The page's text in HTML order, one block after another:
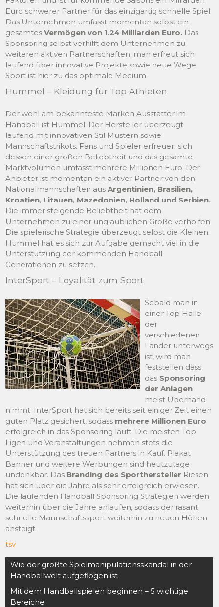
Euro schwerer Partner für das einzigartig schnelle Spiel.
Das Unternehmen umfasst momentan selbst ein
gesamtesVermögen von 1.24 Milliarden Euro. Das
Sponsoring selbst verhilft dem Unternehmen zu
weiteren aktiven Partnerschaften, man erfreut sich
laufend über innovative Projekte sowie neue Wege.
Sport ist hier zu das optimale Medium.
Hummel – Kleidung für Top Athleten
Der wohl am bekannteste Marken Ausstatter im
Handball ist Hummel. Der Hersteller überzeugt
laufend mit innovativen Stil Mustern sowie
Mannschaftstrikots. Fans und Spieler erfreuen sich
dessen einer großen Beliebtheit und das gesamte
Marktvolumen umfasst mehrere Millionen Euro. Der
Anbieter ist momentan ein aktiver Partner von den
Nationalmannschaften aus Argentinien, Brasilien,
Kroatien, Litauen, Mazedonien, Holland und Serbien.
Die immer steigende Beliebtheit hat dem
Unternehmen zu einer unglaublichen Größe verholfen.
Die spielerische Strategie überzeugt selbst die Kleinen.
Hummel hat es sich zur Aufgabe gemacht viel in die
Unterstützung der kommenden Handball
Generationen zu setzen.
InterSport – Loyalität zum Sport
Sobald man in
einer Top Halle
der
verschiedenen
Länder unterwegs
ist, wird man
feststellen dass
das Sponsoring
der Anlagen
meist Überhand
nimmt. InterSport hat sich bereits seit einiger Zeit einen
guten Platz gesichert, sodass mehrere Millionen Euro
erfolgreich in das Sponsoring läuft. Die meisten Top
Ligen und Veranstaltungen nehmen stets die
Unterstützung des treuen Partners in Kauf. Plakat
Banner und weitere Werbungen sind heutzutage
undenkbar. Das Branding des Sporthersteller Riesen
hat sich über die Jahre als sehr erfolgreich erwiesen.
Die laufenden Handball Sponsoring Strategien werden
weiterhin über die Jahre anlaufen, sodass der rasant
schnelle Mannschaftssport weiterhin zu neuen Höhen
ansteigt.
tsv
Post
navigation
Wie der größte Spielmanipulationsskandal in der
Handballwelt aufgeflogen ist
Mit dem Handballspielen beginnen – 5 wichtige
Bereiche